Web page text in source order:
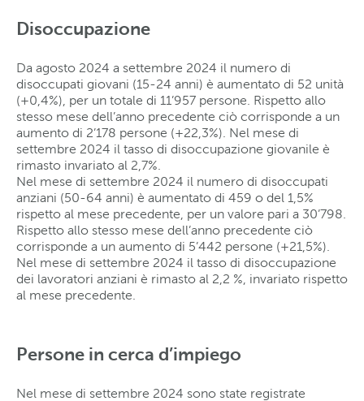
Disoccupazione
Da agosto 2024 a settembre 2024 il numero di
disoccupati giovani (15-24 anni) è aumentato di 52 unità
(+0,4%), per un totale di 11’957 persone. Rispetto allo
stesso mese dell’anno precedente ciò corrisponde a un
aumento di 2’178 persone (+22,3%). Nel mese di
settembre 2024 il tasso di disoccupazione giovanile è
rimasto invariato al 2,7%.
Nel mese di settembre 2024 il numero di disoccupati
anziani (50-64 anni) è aumentato di 459 o del 1,5%
rispetto al mese precedente, per un valore pari a 30’798.
Rispetto allo stesso mese dell’anno precedente ciò
corrisponde a un aumento di 5’442 persone (+21,5%).
Nel mese di settembre 2024 il tasso di disoccupazione
dei lavoratori anziani è rimasto al 2,2 %, invariato rispetto
al mese precedente.
Persone in cerca d’impiego
Nel mese di settembre 2024 sono state registrate